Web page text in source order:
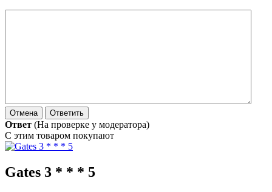
Ответ (На проверке у модератора)
С этим товаром покупают
Gates 3 * * * 5